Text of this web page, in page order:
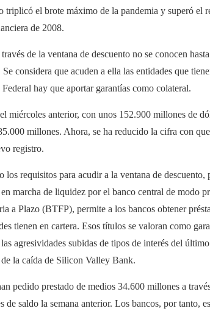
triplicó el brote máximo de la pandemia y superó el
de 2008.
de la ventana de descuento no se conocen
considera que acuden a ella las entidades que
hay que aportar garantías como colateral.
miércoles anterior, con unos 152.900 millones de
millones. Ahora, se ha reducido la cifra con
registro.
requisitos para acudir a la ventana de descuento,
marcha de liquidez por el banco central de modo
a Plazo (BTFP), permite a los bancos obtener
tienen en cartera. Esos títulos se valoran como
agresividades subidas de tipos de interés del
la caída de Silicon Valley Bank.
pedido prestado de medios 34.600 millones a
saldo la semana anterior. Los bancos, por tanto,